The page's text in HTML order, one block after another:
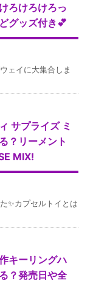
ろけろけろっ
グッズ付き💕
ェイに大集合しま
サプライズ ミ
？リーメント
MIX!
✨カプセルトイとは
キーリングハ
？発売日や全